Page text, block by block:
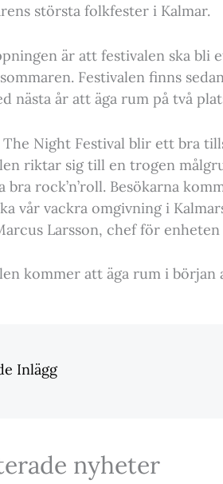
största folkfester i Kalmar.
är att festivalen ska bli
Festivalen finns
nästa år att äga rum på två
The Night Festival blir ett bra
riktar sig till en trogen
bra rock’n’roll. Besökarna
vår vackra omgivning i
Larsson, chef för
kommer att äga rum i början
Inlägg
nyheter